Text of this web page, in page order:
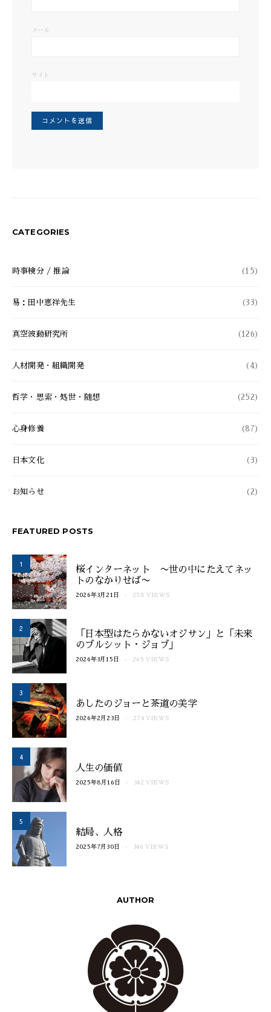
メール
サイト
CATEGORIES
時事検分 / 推論 (15)
易：田中恵祥先生 (33)
真空波動研究所 (126)
人材開発・組織開発 (4)
哲学・思索・処世・随想 (252)
心身修養 (87)
日本文化 (3)
お知らせ (2)
FEATURED POSTS
1
桜インターネット 〜世の中にたえてネッ
トのなかりせば〜
2026年3月21日 258 VIEWS
2
「日本型はたらかないオジサン」と「未来
のブルシット・ジョブ」
2026年3月15日 265 VIEWS
3
あしたのジョーと茶道の美学
2026年2月23日 274 VIEWS
4
人生の価値
2025年8月16日 342 VIEWS
5
結局、人格
2025年7月30日 346 VIEWS
AUTHOR